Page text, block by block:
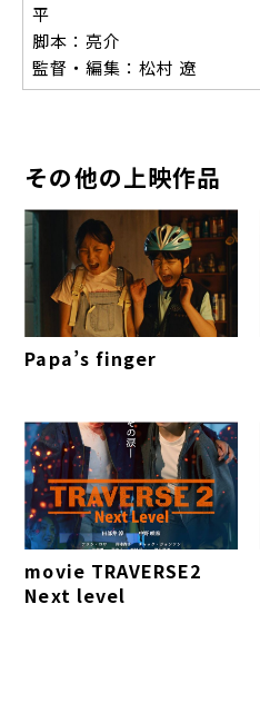
平
脚本：亮介
監督・編集：松村 遼
その他の上映作品
Papa’s finger
movie TRAVERSE2
Next level